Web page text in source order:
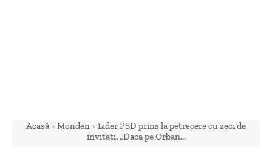
Acasă Monden
Lider PSD prins la petrecere cu zeci de
invitați. „Daca pe Orban...